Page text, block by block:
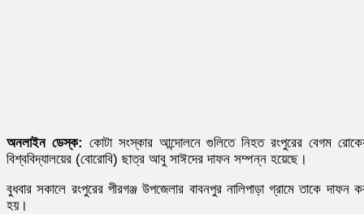
অনলাইন ডেস্ক: কোটা সংস্কার আন্দোলনে গুলিতে নিহত রংপুরের বেগম
বিশ্ববিদ্যালয়ের (বোরোবি) ছাত্র আবু সাঈদের দাফন সম্পন্ন হয়েছে।
বুধবার সকালে রংপুরের পীরগঞ্জ উপজেলার বাবনপুর নালিপাড়া গ্রামে তাকে দাফন
হয়।